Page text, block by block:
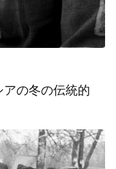
の冬の伝統的